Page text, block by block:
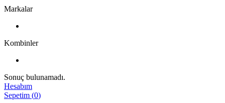
Markalar
Kombinler
Sonuç bulunamadı.
Hesabım
Sepetim (0)